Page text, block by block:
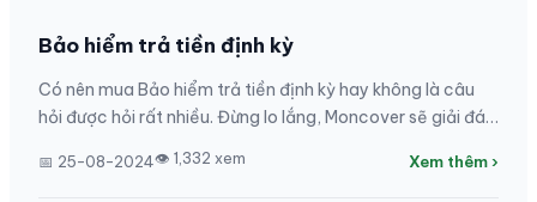
Bảo hiểm trả tiền định kỳ
Có nên mua Bảo hiểm trả tiền định kỳ hay không là câu
hỏi được hỏi rất nhiều. Đừng lo lắng, Moncover sẽ giải đáp
📅 25-08-2024👁 1,332 xem Xem thêm ›